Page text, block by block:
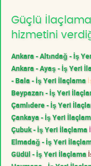
Güçlü
hizmetini
Ankara - Altındağ - İş
Ankara - Ayaş - İş Yeri
- Bala - İş Yeri İlaçlama
Beypazarı - İş Yeri
Çamlıdere - İş Yeri
Çankaya - İş Yeri
Çubuk - İş Yeri İlaçlama
Elmadağ - İş Yeri
Güdül - İş Yeri İlaçlama